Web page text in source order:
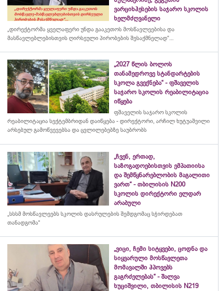
ვარციხჰესების საჯარო სკოლის
ხელმძღვანელი
„დირექტორმა ყველაფერი უნდა გააკეთოს მოსწავლეებისა და
მასწავლებლებისთვის ღირსეული პირობების შესაქმნელად“...
„2027 წლის ბოლოს
თანამედროვე სტანდარტების
სკოლა გვექნება“ - ფშაველის
საჯარო სკოლის რეაბილიტაცია
იწყება
ფშაველის საჯარო სკოლის
რეაბილიტაცია სექტემბრიდან დაიწყება - დირექტორი, არჩილ ხუტუაშვილი
არსებულ გამოწვევებსა და ცვლილებებზე საუბრობს
„ჩვენ, ერთად,
საზოგადოებისთვის ემპათიისა
და შემწყნარებლობის მაგალითი
ვართ“ - თბილისის N200
სკოლის დირექტორი ელდარ
არაბული
„სსსმ მოსწავლეებს სკოლის დასრულების შემდგომაც სჭირდებათ
თანადგომა“
„ვიცი, ჩემი სიტყვები, ცოდნა და
სიყვარული მოსწავლეთა
მომავალში ჰპოვებს
გაგრძელებას“ - შალვა
ხუციშვილი, თბილისის N219